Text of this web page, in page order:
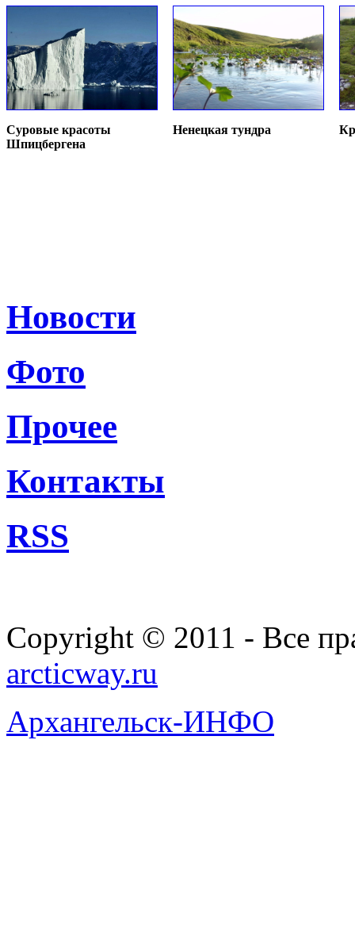
Суровые красоты
Шпицбергена
Ненецкая тундра
Новости
Фото
Прочее
Контакты
RSS
Copyright © 2011 - Все
arcticway.ru
Архангельск-ИНФО